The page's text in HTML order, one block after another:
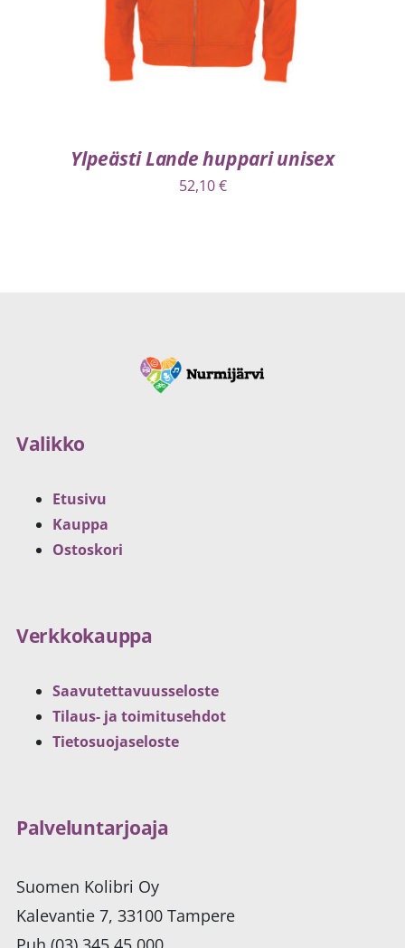
Ylpeästi Lande huppari unisex
52,10€
Valikko
Etusivu
Kauppa
Ostoskori
Verkkokauppa
Saavutettavuusseloste
Tilaus- ja toimitusehdot
Tietosuojaseloste
Palveluntarjoaja
Suomen Kolibri Oy
Kalevantie 7, 33100 Tampere